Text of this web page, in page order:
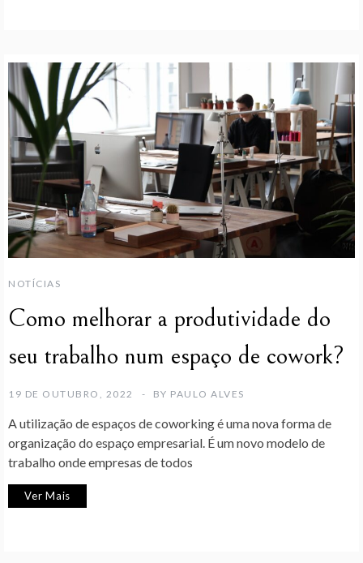
NOTÍCIAS
Como melhorar a produtividade do
seu trabalho num espaço de cowork?
19 DE OUTUBRO, 2022 BY PAULO ALVES
A utilização de espaços de coworking é uma nova forma de
organização do espaço empresarial. É um novo modelo de
trabalho onde empresas de todos
Ver Mais